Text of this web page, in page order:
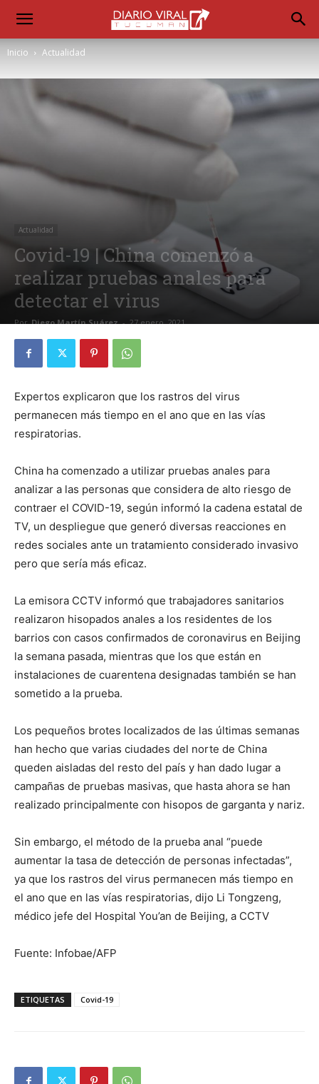
Inicio Actualidad
Actualidad
Covid-19 | China comenzó a
realizar pruebas anales para
detectar el virus
Por Diego Martín Suárez - 27 enero, 2021
Expertos explicaron que los rastros del virus
permanecen más tiempo en el ano que en las vías
respiratorias.
China ha comenzado a utilizar pruebas anales para
analizar a las personas que considera de alto riesgo de
contraer el COVID-19, según informó la cadena estatal de
TV, un despliegue que generó diversas reacciones en
redes sociales ante un tratamiento considerado invasivo
pero que sería más eficaz.
La emisora CCTV informó que trabajadores sanitarios
realizaron hisopados anales a los residentes de los
barrios con casos confirmados de coronavirus en Beijing
la semana pasada, mientras que los que están en
instalaciones de cuarentena designadas también se han
sometido a la prueba.
Los pequeños brotes localizados de las últimas semanas
han hecho que varias ciudades del norte de China
queden aisladas del resto del país y han dado lugar a
campañas de pruebas masivas, que hasta ahora se han
realizado principalmente con hisopos de garganta y nariz.
Sin embargo, el método de la prueba anal “puede
aumentar la tasa de detección de personas infectadas”,
ya que los rastros del virus permanecen más tiempo en
el ano que en las vías respiratorias, dijo Li Tongzeng,
médico jefe del Hospital You’an de Beijing, a CCTV
Fuente: Infobae/AFP
ETIQUETAS Covid-19